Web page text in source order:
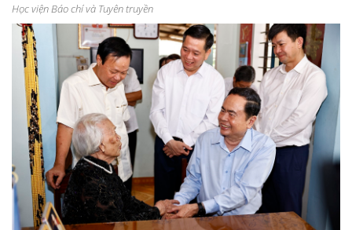
Học viện Báo chí và Tuyên truyền